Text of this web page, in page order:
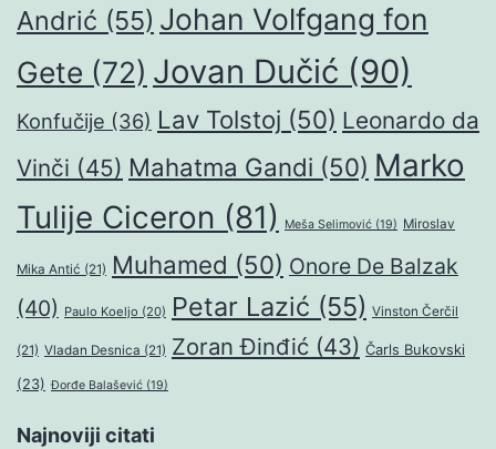
Andrić (55) Johan Volfgang fon
Gete (72) Jovan Dučić (90)
Konfučije (36) Lav Tolstoj (50) Leonardo da
Vinči (45) Mahatma Gandi (50) Marko
Tulije Ciceron (81) Meša Selimović (19) Miroslav
Mika Antić (21) Muhamed (50) Onore De Balzak
(40) Paulo Koeljo (20) Petar Lazić (55) Vinston Čerčil
(21) Vladan Desnica (21) Zoran Đinđić (43) Čarls Bukovski
(23) Đorđe Balašević (19)
Najnoviji citati